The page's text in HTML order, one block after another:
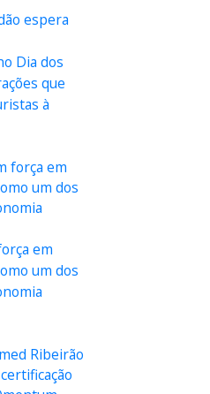
espera
Dia dos
que
à
em
um dos